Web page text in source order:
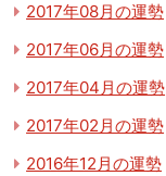
2017年08月の運勢
2017年06月の運勢
2017年04月の運勢
2017年02月の運勢
2016年12月の運勢